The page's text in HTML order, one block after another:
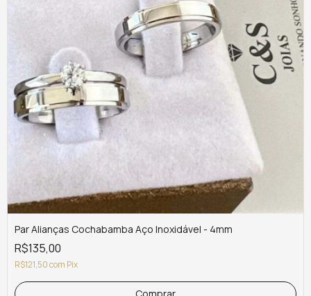
Par Alianças Cochabamba Aço Inoxidável - 4mm
R$135,00
R$121,50com Pix